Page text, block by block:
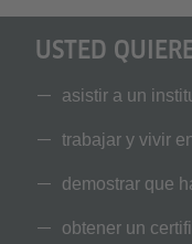
USTED
asistir a un
trabajar y vivir
demostrar que
obtener un